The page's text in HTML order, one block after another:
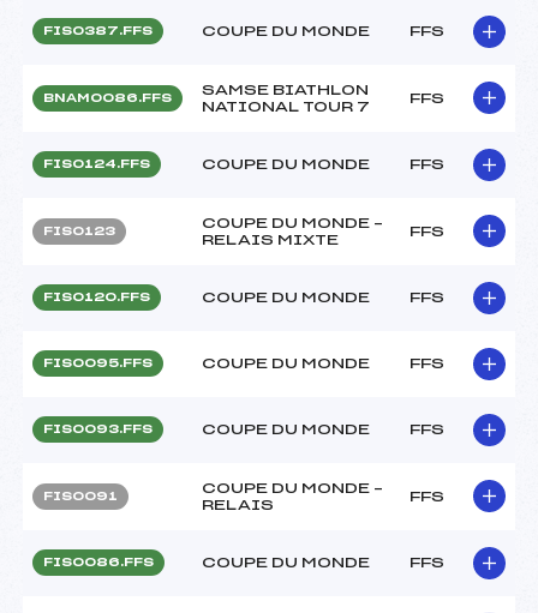
FIS0387.FFS COUPE DU MONDE FFS
BNAM0086.FFS
SAMSE BIATHLON
NATIONAL TOUR 7
FFS
FIS0124.FFS COUPE DU MONDE FFS
FIS0123
COUPE DU MONDE –
RELAIS MIXTE
FFS
FIS0120.FFS COUPE DU MONDE FFS
FIS0095.FFS COUPE DU MONDE FFS
FIS0093.FFS COUPE DU MONDE FFS
FIS0091
COUPE DU MONDE –
RELAIS
FFS
FIS0086.FFS COUPE DU MONDE FFS